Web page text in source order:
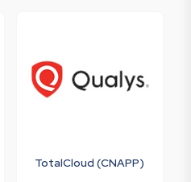
TotalCloud (CNAPP)